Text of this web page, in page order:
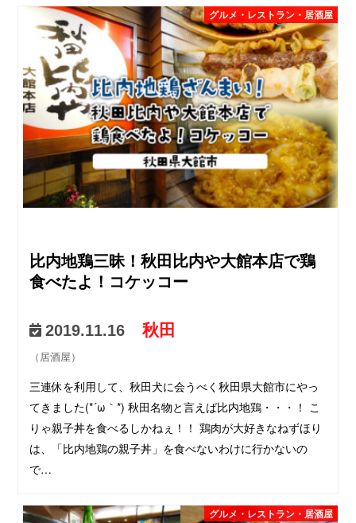
グルメ・レストラン・居酒屋
比内地鶏三昧！秋田比内や大館本店で鶏
食べたよ！コケッコー
2019.11.16 秋田
（居酒屋）
三連休を利用して、秋田犬に会うべく秋田県大館市にやっ
てきました(*´ω｀*) 秋田名物と言えば比内地鶏・・・！ こ
りゃ親子丼を食べるしかねぇ！！ 鶏肉が大好きなねずほり
は、「比内地鶏の親子丼」を食べないわけに行かないの
で…
グルメ・レストラン・居酒屋